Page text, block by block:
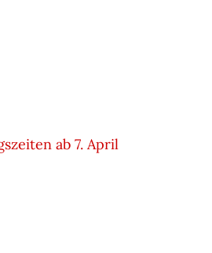
ab 7. April